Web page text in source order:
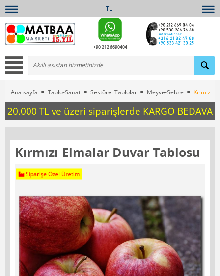
TL
+90 212 6690404
Ana sayfa Tablo-Sanat Sektörel Tablolar Meyve-Sebze Kırmızı
20.000 TL ve üzeri siparişlerde KARGO BEDAVA
Kırmızı Elmalar Duvar Tablosu
Siparişe Özel Üretim